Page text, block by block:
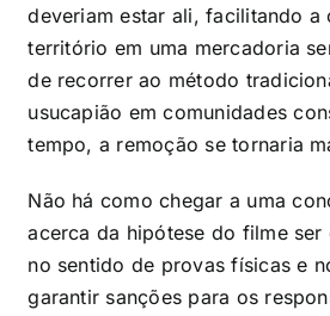
deveriam estar ali, facilitando a
território em uma mercadoria
de recorrer ao método
usucapião em comunidades
tempo, a remoção se tornaria
Não há como chegar a uma
acerca da hipótese do filme ser
no sentido de provas físicas e
garantir sanções para os